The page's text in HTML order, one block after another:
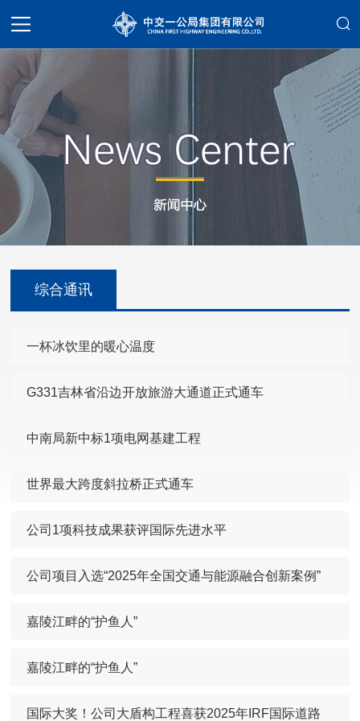
综合通讯
一杯冰饮里的暖心温度
G331吉林省沿边开放旅游大通道正式通车
中南局新中标1项电网基建工程
世界最大跨度斜拉桥正式通车
公司1项科技成果获评国际先进水平
公司项目入选“2025年全国交通与能源融合创新案例”
嘉陵江畔的“护鱼人”
嘉陵江畔的“护鱼人”
国际大奖！公司大盾构工程喜获2025年IRF国际道路